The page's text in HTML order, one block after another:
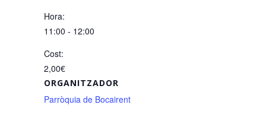
Hora:
11:00 - 12:00
Cost:
2,00€
ORGANITZADOR
Parròquia de Bocairent